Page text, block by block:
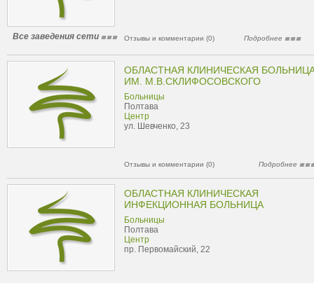
Все заведения сети Отзывы и комментарии (0) Подробнее
ОБЛАСТНАЯ КЛИНИЧЕСКАЯ
ИМ. М.В.СКЛИФОСОВСКОГО
Больницы
Полтава
Центр
ул. Шевченко, 23
Отзывы и комментарии (0) Подробнее
ОБЛАСТНАЯ КЛИНИЧЕСКАЯ
ИНФЕКЦИОННАЯ БОЛЬНИЦА
Больницы
Полтава
Центр
пр. Первомайский, 22